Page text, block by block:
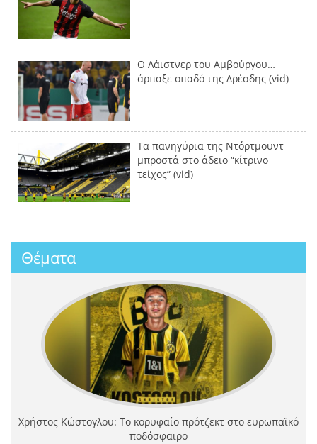
Ο Λάιστνερ του Αμβούργου…
άρπαξε οπαδό της Δρέσδης (vid)
Τα πανηγύρια της Ντόρτμουντ
μπροστά στο άδειο “κίτρινο
τείχος” (vid)
Θέματα
Χρήστος Κώστογλου: Το κορυφαίο πρότζεκτ στο ευρωπαϊκό
ποδόσφαιρο